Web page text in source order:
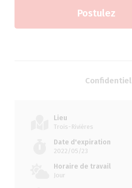
Postulez
Confidentiel
Lieu
Trois-Rivières
Date d'expiration
2022/05/23
Horaire de travail
Jour